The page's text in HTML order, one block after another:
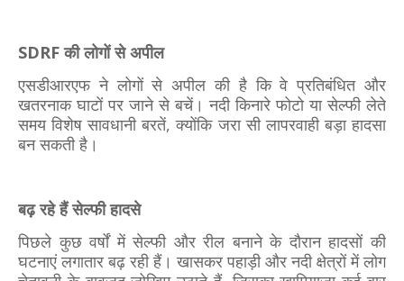
SDRF की लोगों से अपील
एसडीआरएफ ने लोगों से अपील की है कि वे प्रतिबंधित और
खतरनाक घाटों पर जाने से बचें। नदी किनारे फोटो या सेल्फी लेते
समय विशेष सावधानी बरतें, क्योंकि जरा सी लापरवाही बड़ा हादसा
बन सकती है।
बढ़ रहे हैं सेल्फी हादसे
पिछले कुछ वर्षों में सेल्फी और रील बनाने के दौरान हादसों की
घटनाएं लगातार बढ़ रही हैं। खासकर पहाड़ी और नदी क्षेत्रों में लोग